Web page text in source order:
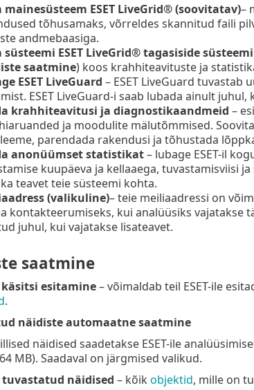
mainesüsteem ESET LiveGrid® (soovitatav)–
tõhusamaks, võrreldes skannitud faili
andmebaasiga.
süsteemi ESET LiveGrid® tagasiside süsteemi
saatmine) koos krahhiteavituste ja
ESET LiveGuard – ESET LiveGuard
ESET LiveGuard-i saab lubada ainult juhul,
krahhiteavitusi ja diagnostikaandmeid –
ja moodulite mälutõmmised.
parendada rakendusi ja tõhustada
anonüümset statistikat– lubage ESET-il
kuupäeva ja kellaaega, tuvastamisviisi
teavet teie süsteemi kohta.
(valikuline)– teie meiliaadressi on
kontakteerumiseks, kui analüüsiks vajatakse
juhul, kui vajatakse lisateavet.
saatmine
esitamine– võimaldab teil ESET-ile
.
näidiste automaatne saatmine
näidised saadetakse ESET-ile
MB). Saadaval on järgmised valikud.
tuvastatud näidised – kõik objektid, mille on